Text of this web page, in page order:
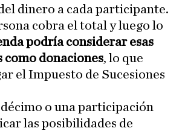
dinero a cada participante.
cobra el total y luego lo
podría considerar esas
donaciones, lo que
el Impuesto de Sucesiones
o una participación
las posibilidades de